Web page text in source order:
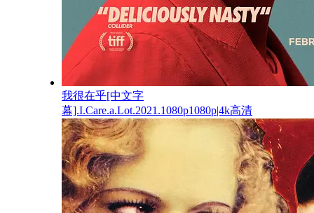
我很在乎[中文字
幕].I.Care.a.Lot.2021.1080p1080p|4k高清